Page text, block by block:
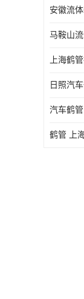
上海鹤
日照汽
汽车鹤
鹤管 上